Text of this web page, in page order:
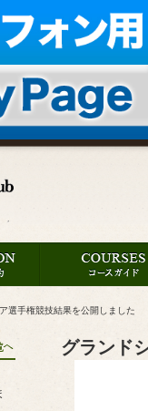
選手権競技結果を公開しました
グランド